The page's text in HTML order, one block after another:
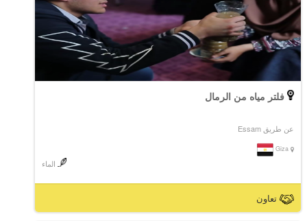
فلتر مياه من الرمال
عن طريق Essam
Giza
الماء
تعاون